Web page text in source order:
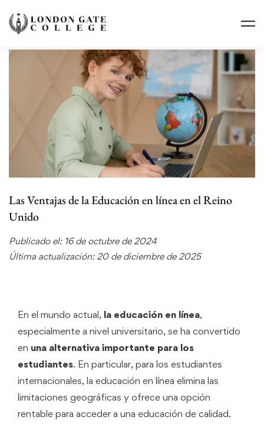
Las Ventajas de la Educación en línea en el Reino
Unido
Publicado el: 16 de octubre de 2024
Última actualización: 20 de diciembre de 2025
En el mundo actual, la educación en línea,
especialmente a nivel universitario, se ha convertido
en una alternativa importante para los
estudiantes. En particular, para los estudiantes
internacionales, la educación en línea elimina las
limitaciones geográficas y ofrece una opción
rentable para acceder a una educación de calidad.